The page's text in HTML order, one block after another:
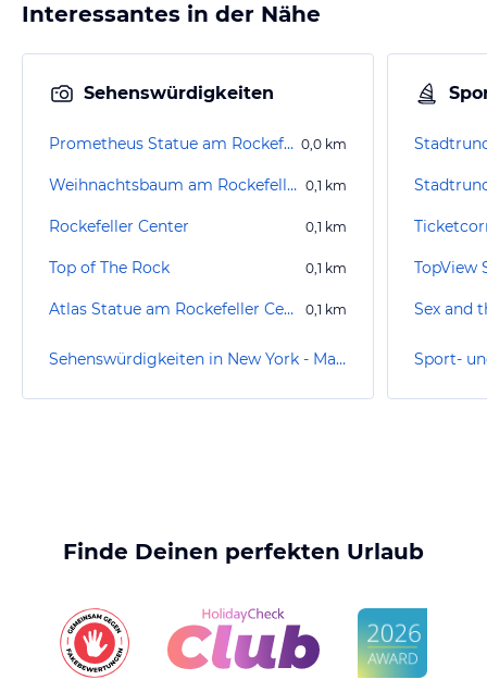
Interessantes in der Nähe
Sehenswürdigkeiten
Prometheus Statue am Rockefeller Center 0,0 km
Weihnachtsbaum am Rockefeller Center 0,1 km
Rockefeller Center 0,1 km
Top of The Rock 0,1 km
Atlas Statue am Rockefeller Center 0,1 km
Sehenswürdigkeiten in New York - Manhattan
TopView
Sex and
Finde Deinen perfekten Urlaub